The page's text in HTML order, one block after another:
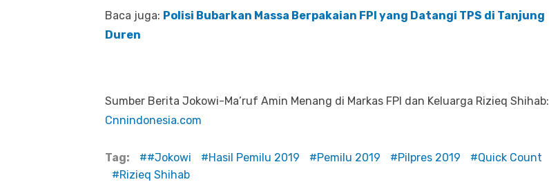
Baca juga: Polisi Bubarkan Massa Berpakaian FPI yang Datangi TPS di Tanjung
Duren
Sumber Berita Jokowi-Ma’ruf Amin Menang di Markas FPI dan Keluarga Rizieq Shihab:
Cnnindonesia.com
Tag: #Jokowi Hasil Pemilu 2019 Pemilu 2019 Pilpres 2019
Quick Count
Rizieq Shihab